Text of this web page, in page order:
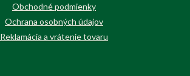
Obchodné podmienky
Ochrana osobných údajov
Reklamácia a vrátenie tovaru